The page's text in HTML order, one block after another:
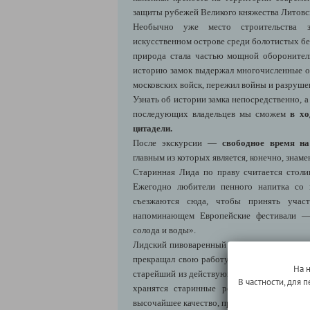
защиты рубежей Великого княжества
Необычно уже место строительства
искусственном острове среди болотистых
природа стала частью мощной
историю замок выдержал многочисленные
московских войск, пережил войны и
Узнать об истории замка непосредственно,
последующих владельцев мы сможемв
цитадели.
После экскурсии — свободное время
главным из которых является, конечно,
Старинная Лида по праву считается
Ежегодно любители пенного напитка со
съезжаются сюда, чтобы принять
напоминающем Европейские фестивали
солода и воды».
Лидский пивоваренный завод имеет
прекращал свою работу даже во время
старейший из действующих пивоваренных
хранятся старинные рецепты, а
высочайшее качество, признанное далеко за
На
В частности, для